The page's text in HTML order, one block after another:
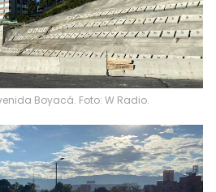
Boyacá. Foto: W Radio.